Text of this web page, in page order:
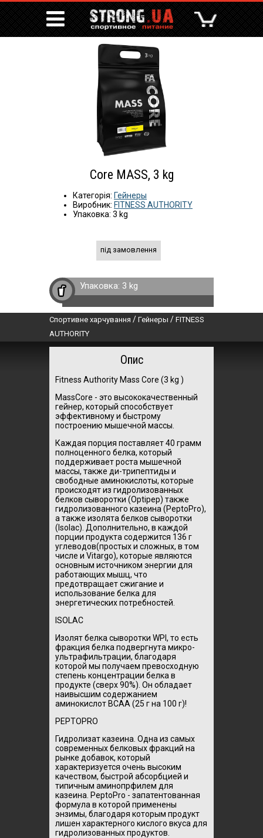
Core MASS, 3 kg
Категорія: Гейнеры
Виробник: FITNESS AUTHORITY
Упаковка: 3 kg
під замовлення
Упаковка: 3 kg
Спортивне харчування / Гейнеры / FITNESS
AUTHORITY
Опис
Fitness Authority Mass Core (3 kg )
MassCore - это высококачественный
гейнер, который способствует
эффективному и быстрому
построению мышечной массы.
Каждая порция поставляет 40 грамм
полноценного белка, который
поддерживает роста мышечной
массы, также ди-трипептиды и
свободные аминокислоты, которые
происходят из гидролизованных
белков сыворотки (Optipep) также
гидролизованного казеина (PeptoPro),
а также изолята белков сыворотки
(Isolac). Дополнительно, в каждой
порции продукта содержится 136 г
углеводов(простых и сложных, в том
числе и Vitargo), которые являются
основным источником энергии для
работающих мышц, что
предотвращает сжигание и
использование белка для
энергетических потребностей.
ISOLAC
Изолят белка сыворотки WPI, то есть
фракция белка подвергнута микро-
ультрафильтрации, благодаря
которой мы получаем превосходную
степень концентрации белка в
продукте (сверх 90%). Он обладает
наивысшим содержанием
аминокислот BCAA (25 г на 100 г)!
PEPTOPRO
Гидролизат казеина. Одна из самых
современных белковых фракций на
рынке добавок, который
характеризуется очень высоким
качеством, быстрой абсорбцией и
типичным аминопрфилем для
казеина. PeptoPro - запатентованная
формула в которой применены
энзимы, благодаря которым продукт
лишен характерного кислого вкуса для
гидролизованных продуктов.